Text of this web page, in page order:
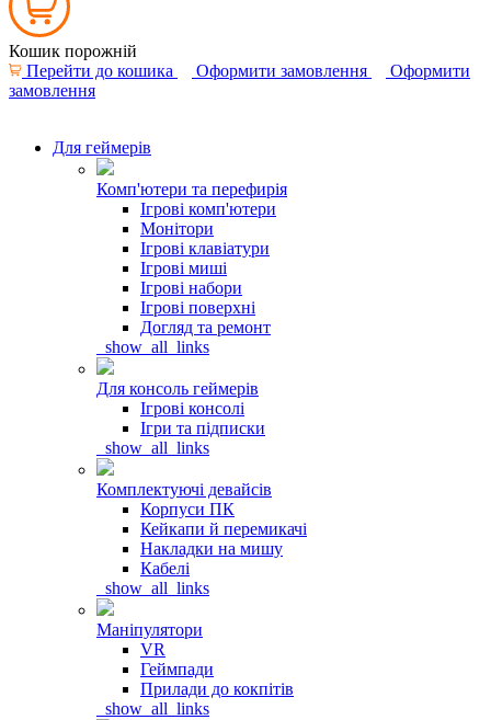
Кошик порожній
Перейти до кошика
Оформити замовлення
Оформити
замовлення
Для геймерів
Комп'ютери та перефирія
Ігрові комп'ютери
Монітори
Ігрові клавіатури
Ігрові миші
Ігрові набори
Ігрові поверхні
Догляд та ремонт
_show_all_links
Для консоль геймерів
Ігрові консолі
Ігри та підписки
_show_all_links
Комплектуючі девайсів
Корпуси ПК
Кейкапи й перемикачі
Накладки на мишу
Кабелі
_show_all_links
Маніпулятори
VR
Геймпади
Прилади до кокпітів
_show_all_links